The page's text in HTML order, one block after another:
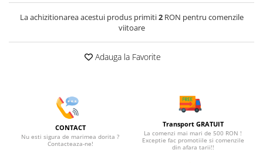
La achizitionarea acestui produs primiti2RON pentru comenzile
viitoare
Adauga la Favorite
CONTACT
Nu esti sigura de marimea dorita ?
Contacteaza-ne!
Transport GRATUIT
La comenzi mai mari de 500 RON !
Exceptie fac promotiile si comenzile
din afara tarii!!